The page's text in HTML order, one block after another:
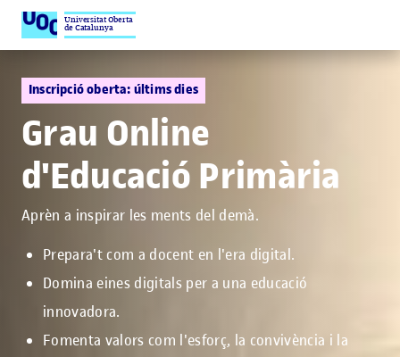
Universitat Oberta
de Catalunya
Inscripció oberta: últims dies
Grau Online
d'Educació Primària
Aprèn a inspirar les ments del demà.
Prepara't com a docent en l'era digital.
Domina eines digitals per a una educació
innovadora.
Fomenta valors com l'esforç, la convivència i la